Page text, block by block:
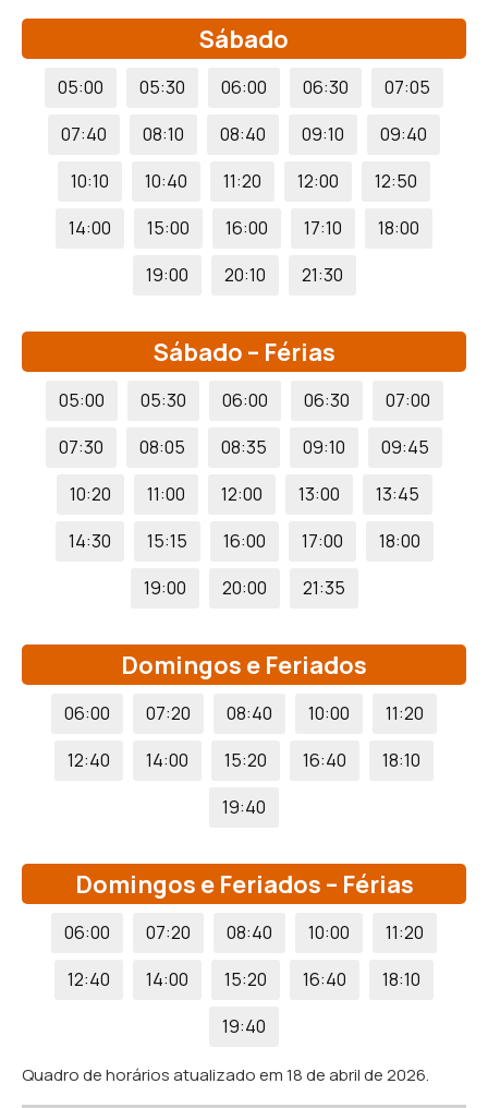
Sábado
05:00 05:30 06:00 06:30
07:05
07:40
08:10 08:40 09:10
09:40
10:10
10:40 11:20 12:00
12:50
14:00
15:00 16:00 17:10
18:00
19:00
20:10 21:30
Sábado – Férias
05:00 05:30 06:00 06:30
07:00
07:30
08:05 08:35 09:10
09:45
10:20
11:00 12:00 13:00
13:45
14:30
15:15 16:00 17:00
18:00
19:00
20:00 21:35
Domingos e Feriados
06:00 07:20 08:40 10:00
11:20
12:40
14:00 15:20 16:40
18:10
19:40
Domingos e Feriados – Férias
06:00 07:20 08:40 10:00
11:20
12:40
14:00 15:20 16:40
18:10
19:40
Quadro de horários atualizado em 18 de abril de 2026.